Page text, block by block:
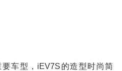
车型，iEV7S的造型时尚简